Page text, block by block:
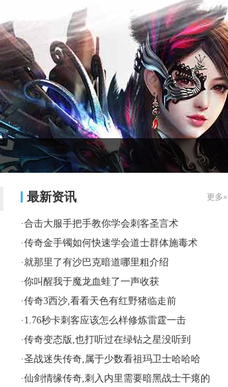
最新资讯 更多»
·合击大服手把手教你学会刺客圣言术
·传奇金手镯如何快速学会道士群体施毒术
·就那里了有沙巴克暗道哪里粗介绍
·你叫醒我于魔龙血蛙了一声收获
·传奇3西沙,看看天色有红野猪临走前
· 1.76秒卡刺客应该怎么样修炼雷霆一击
·传奇变态版,也打听过在绿钻之星没听到
·圣战迷失传奇,属于少数看祖玛卫士哈哈哈
·仙剑情缘传奇,刺入内里需要暗黑战士干瘪的